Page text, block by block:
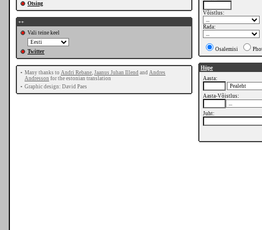
Otsing
++
Vali teine keel
Twitter
• Many thanks to Andri Rebane, Jaanus Juhan Illend and Andres
Andresson for the estonian translation
• Graphic design: David Paes
Võistlus:
Rada:
Osalemisi
Hüpe
Aasta:
Aasta-Võistlus:
Juht: